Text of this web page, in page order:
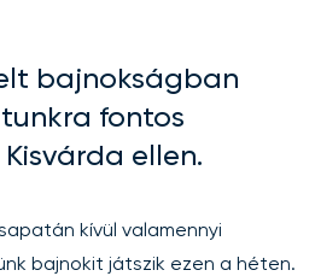
bajnokságban
fontos
ellen.
kívül valamennyi
bajnokit játszik ezen a héten.